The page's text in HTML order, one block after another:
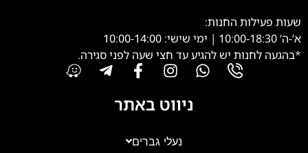
שעות פעילות החנות:
א’-ה’ 10:00-18:30 | ימי שישי: 10:00-14:00
*בהגעה לחנות יש להגיע עד חצי שעה לפני סגירה.
ניווט באתר
נעלי גברים